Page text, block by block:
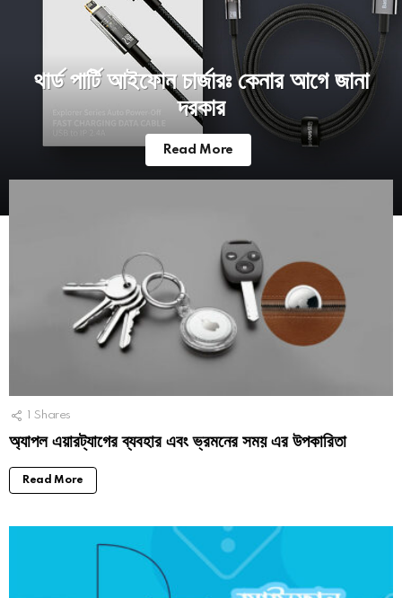
থার্ড পার্টি আইফোন চার্জারঃ কেনার আগে জানা
দরকার
Read More
Shares
অ্যাপল এয়ারট্যাগের ব্যবহার এবং ভ্রমনের সময় এর উপকারিতা
Read More